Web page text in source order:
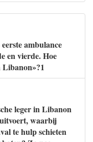
ambulance
en vierde. Hoe
Libanon»?1
leger in Libanon
waarbij
te hulp schieten